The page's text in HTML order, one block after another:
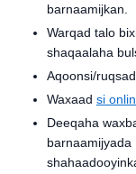
barnaamijkan.
Warqad talo
shaqaalaha
Aqoonsi/
Waxaad si
Deeqaha